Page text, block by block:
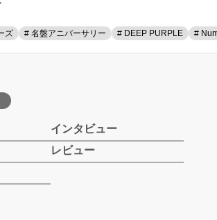
ズ # 名盤アニバーサリー # DEEP PURPLE #
インタビュー
レビュー